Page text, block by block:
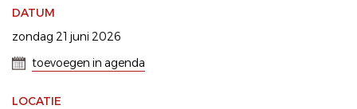
DATUM
zondag 21 juni 2026
toevoegen in agenda
LOCATIE